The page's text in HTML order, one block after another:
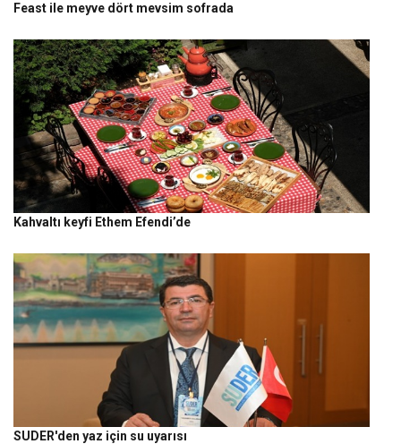
Feast ile meyve dört mevsim sofrada
Kahvaltı keyfi Ethem Efendi’de
SUDER'den yaz için su uyarısı